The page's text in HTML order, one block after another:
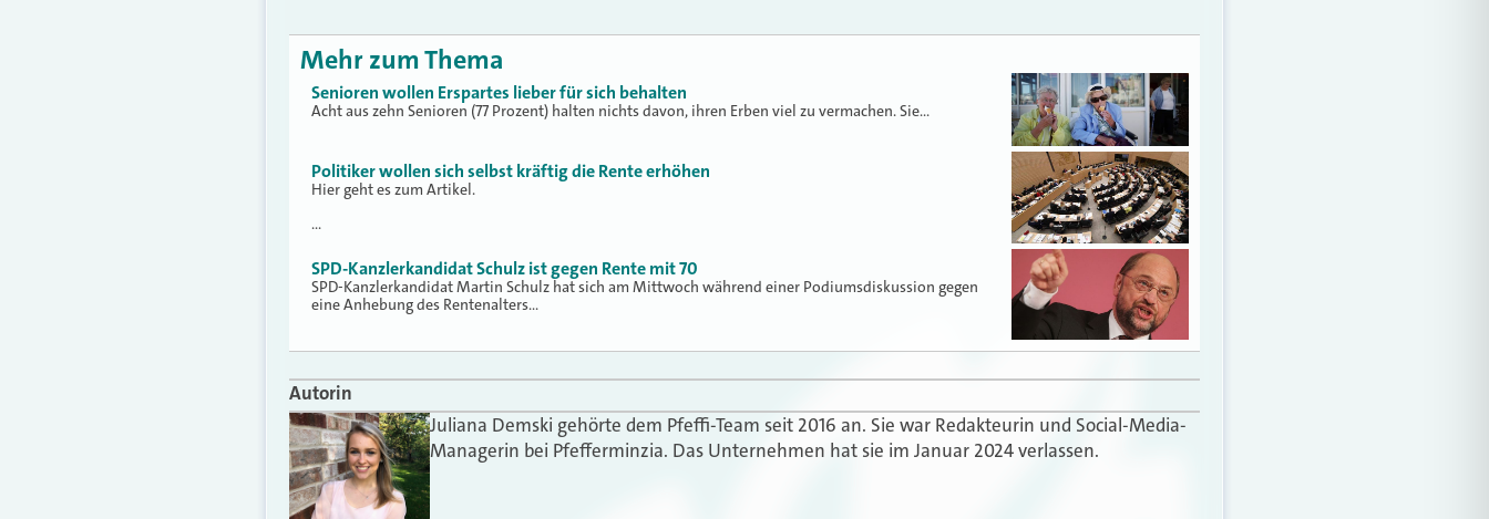
Mehr zum Thema
Senioren wollen Erspartes lieber für sich behalten
Acht aus zehn Senioren (77 Prozent) halten nichts davon, ihren Erben viel zu vermachen. Sie…
Politiker wollen sich selbst kräftig die Rente erhöhen
Hier geht es zum Artikel.
…
SPD-Kanzlerkandidat Schulz ist gegen Rente mit 70
SPD-Kanzlerkandidat Martin Schulz hat sich am Mittwoch während einer Podiumsdiskussion gegen
eine Anhebung des Rentenalters…
Autorin
Juliana Demski gehörte dem Pfeffi-Team seit 2016 an. Sie war Redakteurin und Social-Media-
Managerin bei Pfefferminzia. Das Unternehmen hat sie im Januar 2024 verlassen.